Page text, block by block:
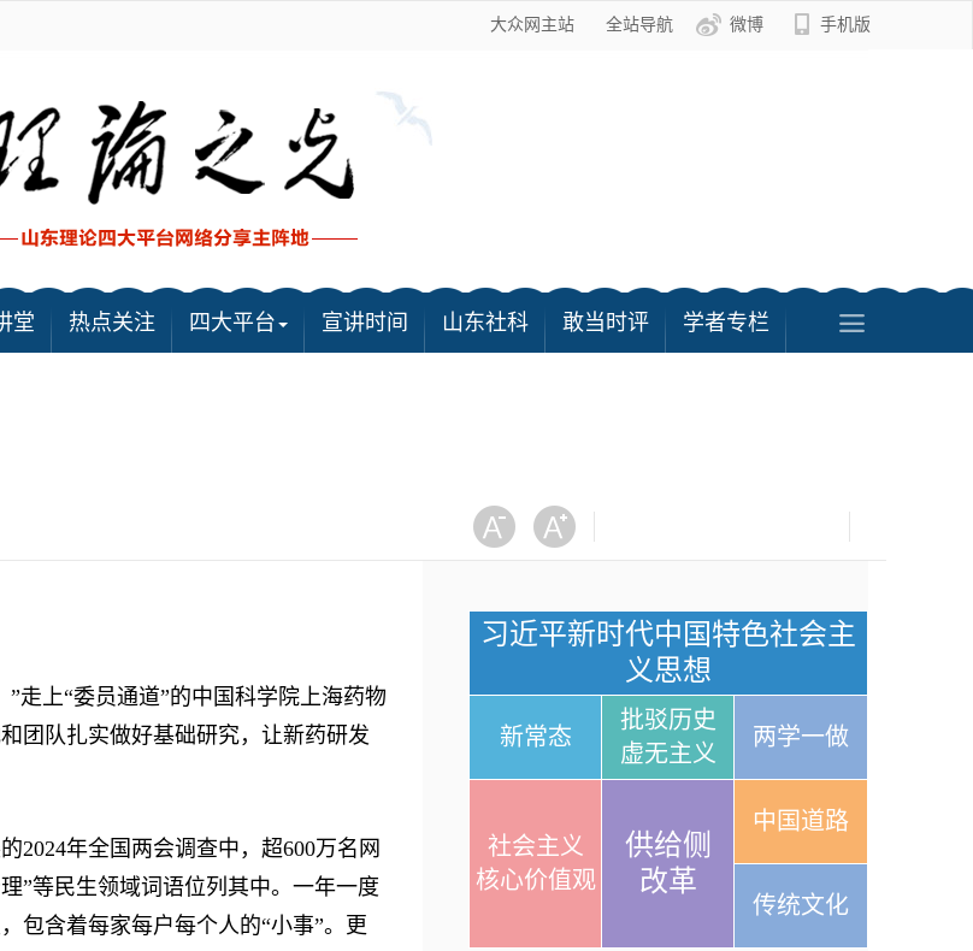
大众网主站 全站导航 微博 手机版
堂 热点关注 四大平台 宣讲时间 山东社科 敢当时评 学者专栏
上“委员通道”的中国科学院上海药物
团队扎实做好基础研究，让新药研发
年全国两会调查中，超600万名网
”等民生领域词语位列其中。一年一度
包含着每家每户每个人的“小事”。更
习近平新时代中国特色社会主
义思想
新常态
批驳历史
虚无主义
两学一做
社会主义
核心价值观
供给侧
改革
中国道路
传统文化